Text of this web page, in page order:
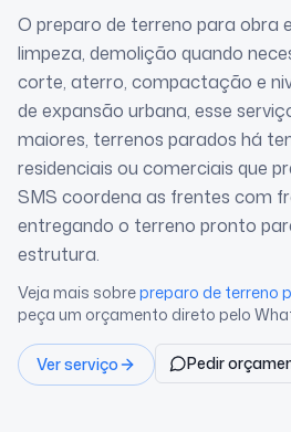
O preparo de terreno para obra
limpeza, demolição quando
corte, aterro, compactação e
de expansão urbana, esse
maiores, terrenos parados há
residenciais ou comerciais que
SMS coordena as frentes com
entregando o terreno pronto
estrutura.
Veja mais sobrepreparo de terreno
peça um orçamento direto pelo
Ver serviço Pedir